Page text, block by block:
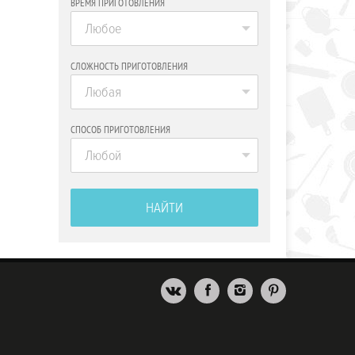
ВРЕМЯ ПРИГОТОВЛЕНИЯ
Любое
СЛОЖНОСТЬ ПРИГОТОВЛЕНИЯ
Любая
СПОСОБ ПРИГОТОВЛЕНИЯ
Любой
НАЙТИ